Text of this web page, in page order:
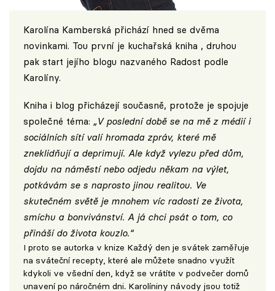
Karolína Kamberská přichází hned se dvěma
novinkami. Tou první je kuchařská kniha , druhou
pak start jejího blogu nazvaného Radost podle
Karolíny.
Kniha i blog přicházejí současně, protože je spojuje
společné téma: „V poslední době se na mě z médií i
sociálních sítí valí hromada zpráv, které mě
zneklidňují a deprimují. Ale když vylezu před dům,
dojdu na náměstí nebo odjedu někam na výlet,
potkávám se s naprosto jinou realitou. Ve
skutečném světě je mnohem víc radosti ze života,
smíchu a bonvivánství. A já chci psát o tom, co
přináší do života kouzlo.“
I proto se autorka v knize Každý den je svátek zaměřuje
na sváteční recepty, které ale můžete snadno využít
kdykoli ve všední den, když se vrátíte v podvečer domů
unavení po náročném dni. Karolíniny návody jsou totiž